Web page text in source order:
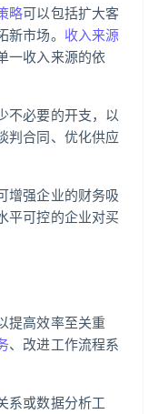
略可以包括扩大客
市场。 收入来源
一收入来源的依
不必要的开支，以
判合同、优化供应
增强企业的财务吸
平可控的企业对买
提高效率至关重
、改进工作流程系
系或数据分析工